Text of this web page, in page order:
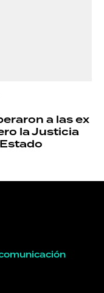
a las ex
la Justicia